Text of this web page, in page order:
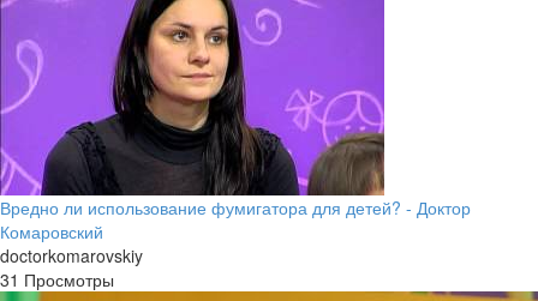
Вредно ли использование фумигатора для детей? - Доктор
Комаровский
doctorkomarovskiy
31 Просмотры